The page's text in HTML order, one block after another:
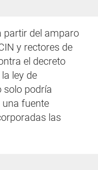
partir del amparo
y rectores de
el decreto
ley de
solo podría
fuente
las